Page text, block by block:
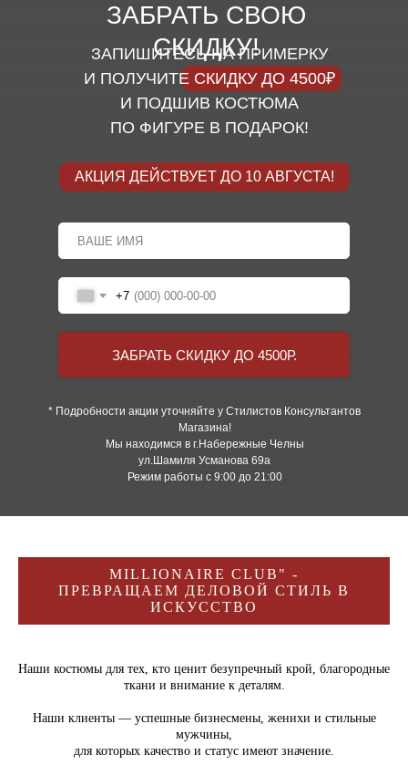
ЗАБРАТЬ СВОЮ
СКИДКУ!
ЗАПИШИТЕСЬ НА ПРИМЕРКУ
И ПОЛУЧИТЕ СКИДКУ ДО 4500₽
И ПОДШИВ КОСТЮМА
ПО ФИГУРЕ В ПОДАРОК!
АКЦИЯ ДЕЙСТВУЕТ ДО 10 АВГУСТА!
* Подробности акции уточняйте у Стилистов Консультантов
Магазина!
Мы находимся в г.Набережные Челны
ул.Шамиля Усманова 69а
Режим работы с 9:00 до 21:00
+7
ЗАБРАТЬ СКИДКУ ДО 4500Р.
MILLIONAIRE CLUB" -
ПРЕВРАЩАЕМ ДЕЛОВОЙ СТИЛЬ В
ИСКУССТВО
Наши костюмы для тех, кто ценит безупречный крой, благородные
ткани и внимание к деталям.
Наши клиенты — успешные бизнесмены, женихи и стильные
мужчины,
для которых качество и статус имеют значение.